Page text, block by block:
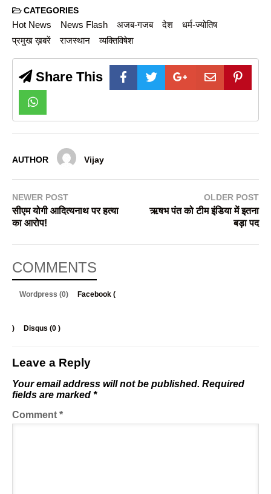
CATEGORIES
Hot News News Flash अजब-गजब देश
धर्म-ज्योतिष
प्रमुख ख़बरें
राजस्थान व्यक्तिविषेश
Share This
AUTHOR Vijay
NEWER POST
सीएम योगी आदित्यनाथ पर हत्या
का आरोप!
OLDER POST
ऋषभ पंत को टीम इंडिया में इतना
बड़ा पद
COMMENTS
Wordpress (0) Facebook (
) Disqus (0 )
Leave a Reply
Your email address will not be published. Required
fields are marked *
Comment *